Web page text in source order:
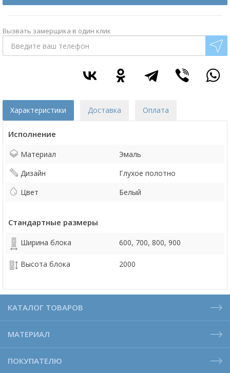
Вызвать замерщика в один клик
Характеристики Доставка Оплата
Исполнение
Материал
Эмаль
Дизайн
Глухое полотно
Цвет
Белый
Стандартные размеры
Ширина блока 600, 700, 800, 900
Высота блока 2000
КАТАЛОГ ТОВАРОВ
МАТЕРИАЛ
ПОКУПАТЕЛЮ